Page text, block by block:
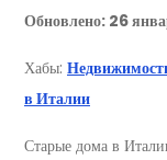
Обновлено: 26
Хабы:
в Италии
Старые дома в